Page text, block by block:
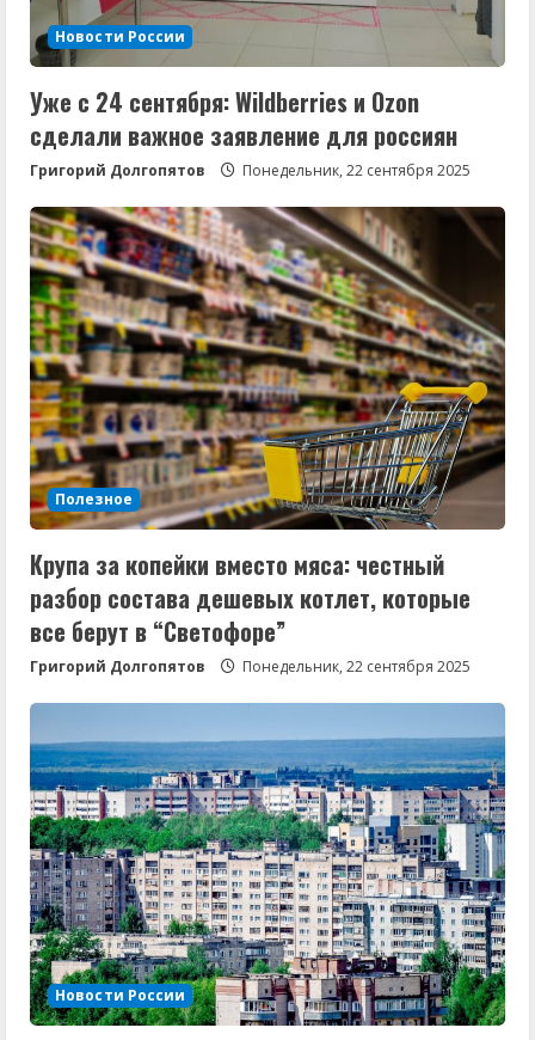
Новости России
Уже с 24 сентября: Wildberries и Ozon
сделали важное заявление для россиян
Григорий Долгопятов Понедельник, 22 сентября 2025
Полезное
Крупа за копейки вместо мяса: честный
разбор состава дешевых котлет, которые
все берут в “Светофоре”
Григорий Долгопятов Понедельник, 22 сентября 2025
Новости России